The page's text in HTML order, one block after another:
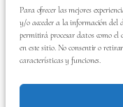
Para ofrecer las mejores
y/o acceder a la información del
permitirá procesar datos como el
en este sitio. No consentir o
características y funciones.